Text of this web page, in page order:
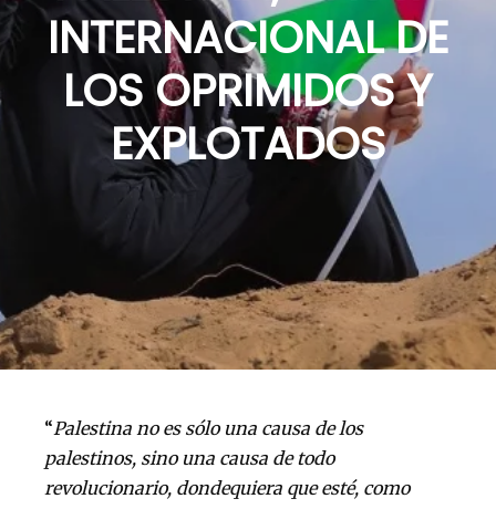
INTERNACIONAL DE
LOS OPRIMIDOS Y
EXPLOTADOS
“Palestina no es sólo una causa de los
palestinos, sino una causa de todo
revolucionario, dondequiera que esté, como